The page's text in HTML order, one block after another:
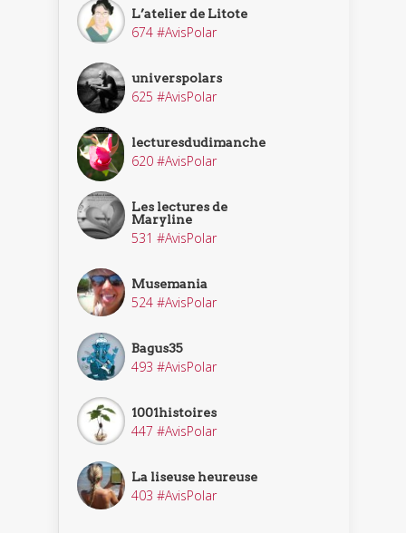
L’atelier de Litote
674 #AvisPolar
universpolars
625 #AvisPolar
lecturesdudimanche
620 #AvisPolar
Les lectures de
Maryline
531 #AvisPolar
Musemania
524 #AvisPolar
Bagus35
493 #AvisPolar
1001histoires
447 #AvisPolar
La liseuse heureuse
403 #AvisPolar